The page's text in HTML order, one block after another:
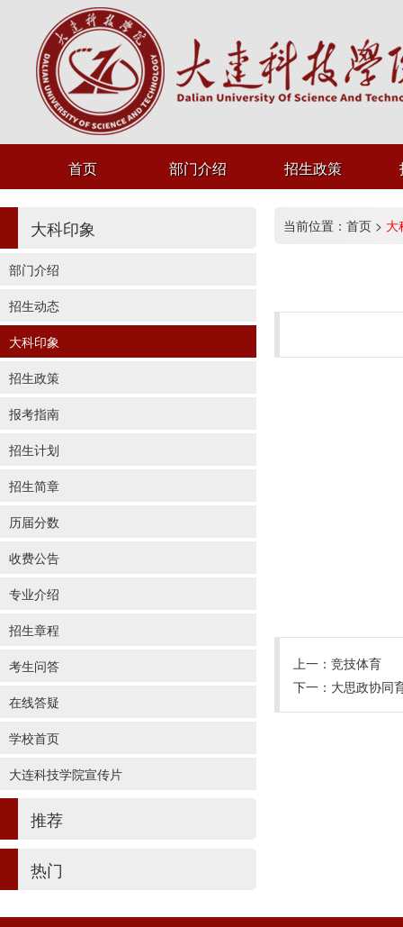
招生政策
部门介绍
首页
大科印象
部门介绍
招生动态
大科印象
招生政策
报考指南
招生计划
招生简章
历届分数
收费公告
专业介绍
招生章程
考生问答
在线答疑
学校首页
大连科技学院宣传片
推荐
热门
当前位置： 首页 > 大
上一： 竞技体育
下一： 大思政协同